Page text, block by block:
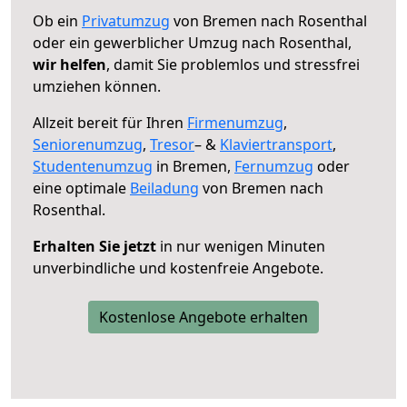
Ob ein Privatumzug von Bremen nach Rosenthal
oder ein gewerblicher Umzug nach Rosenthal,
wir helfen, damit Sie problemlos und stressfrei
umziehen können.
Allzeit bereit für Ihren Firmenumzug,
Seniorenumzug, Tresor– & Klaviertransport,
Studentenumzug in Bremen, Fernumzug oder
eine optimale Beiladung von Bremen nach
Rosenthal.
Erhalten Sie jetzt in nur wenigen Minuten
unverbindliche und kostenfreie Angebote.
Kostenlose Angebote erhalten